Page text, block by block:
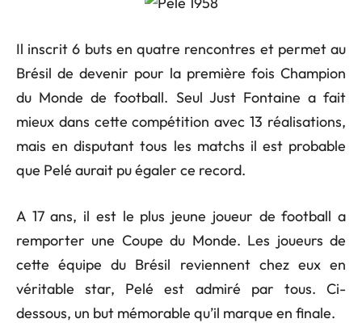
Il inscrit 6 buts en quatre rencontres et permet au
Brésil de devenir pour la première fois Champion
du Monde de football. Seul Just Fontaine a fait
mieux dans cette compétition avec 13 réalisations,
mais en disputant tous les matchs il est probable
que Pelé aurait pu égaler ce record.
A 17 ans, il est le plus jeune joueur de football a
remporter une Coupe du Monde. Les joueurs de
cette équipe du Brésil reviennent chez eux en
véritable star, Pelé est admiré par tous. Ci-
dessous, un but mémorable qu’il marque en finale.